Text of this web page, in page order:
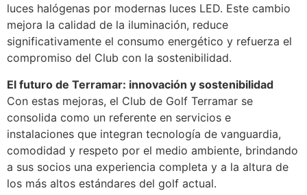
luces halógenas por modernas luces LED. Este cambio
mejora la calidad de la iluminación, reduce
significativamente el consumo energético y refuerza el
compromiso del Club con la sostenibilidad.
El futuro de Terramar: innovación y sostenibilidad
Con estas mejoras, el Club de Golf Terramar se
consolida como un referente en servicios e
instalaciones que integran tecnología de vanguardia,
comodidad y respeto por el medio ambiente, brindando
a sus socios una experiencia completa y a la altura de
los más altos estándares del golf actual.